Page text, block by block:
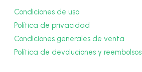
Condiciones de uso
Política de privacidad
Condiciones generales de venta
Política de devoluciones y reembolsos